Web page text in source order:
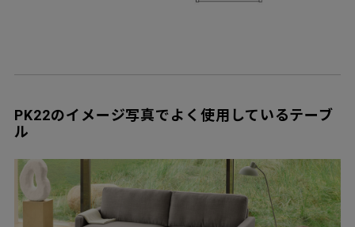
PK22のイメージ写真でよく使用しているテーブ
ル